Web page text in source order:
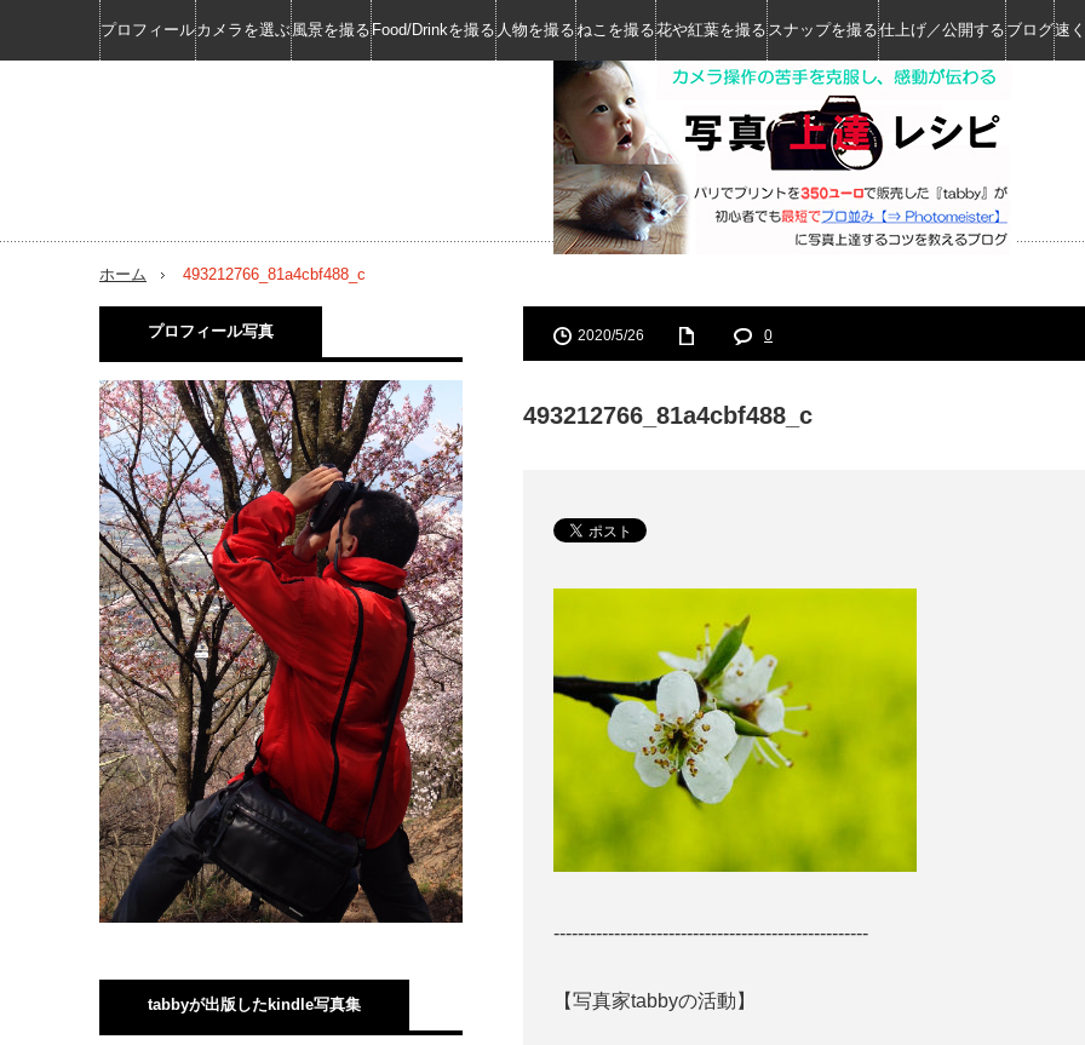
プロフィールカメラを選ぶ風景を撮る Food/Drinkを撮る 人物を撮るねこを撮る花や紅葉を撮る スナップを撮る仕上げ／公開する ブログ速
ホーム 493212766_81a4cbf488_c
2020/5/26 0
493212766_81a4cbf488_c
----------------------------------------------------
【写真家tabbyの活動】
プロフィール写真
tabbyが出版したkindle写真集